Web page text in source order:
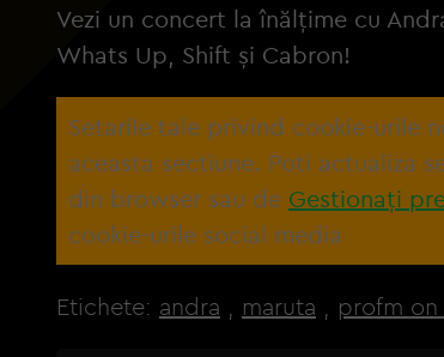
Vezi un concert la înălțime cu
Whats Up, Shift și Cabron!
Setarile tale privind cookie-urile
aceasta sectiune. Poti actualiza
din browser sau de Gestionați
cookie-urile social media
Etichete: andra , maruta , profm